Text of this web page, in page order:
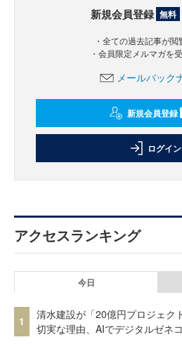
新規会員登録 無料
・全ての過去記事が
・会員限定メルマガを
メールバック
新規会員登録
ログイン
アクセスランキング
今日
1
清水建設が「20億円プロジェク
切実な理由、AIでデジタルゼネ